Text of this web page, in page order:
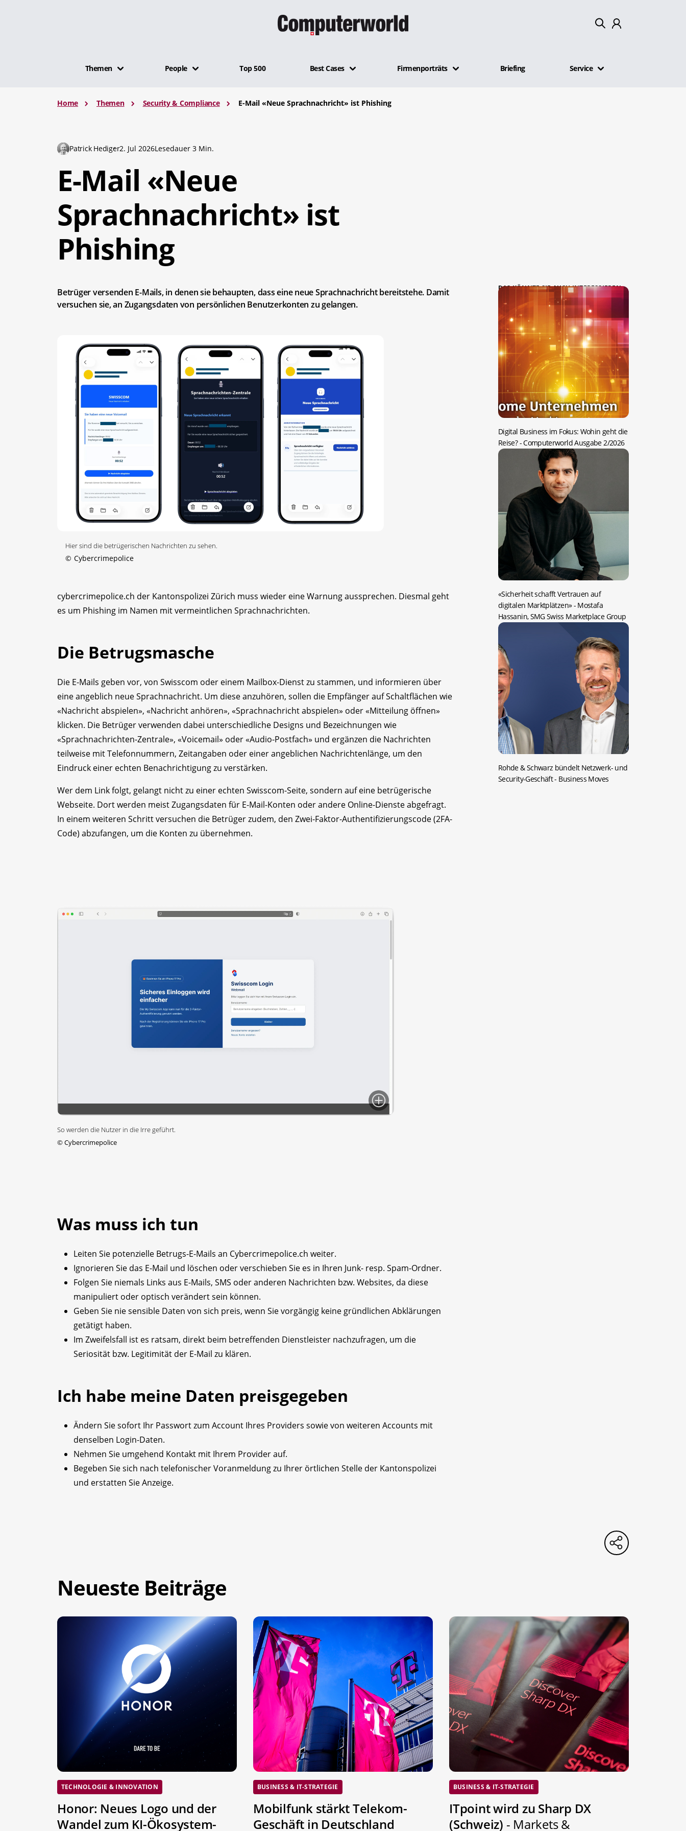
Themen People Top 500 Best Cases Firmenporträts Briefing Service
Home Themen Security & Compliance E-Mail «Neue Sprachnachricht» ist Phishing
Patrick Hediger2. Jul 2026Lesedauer 3 Min.
E-Mail «Neue
Sprachnachricht» ist
Phishing
Betrüger versenden E-Mails, in denen sie behaupten, dass eine neue Sprachnachricht bereitstehe. Damit
versuchen sie, an Zugangsdaten von persönlichen Benutzerkonten zu gelangen.
Hier sind die betrügerischen Nachrichten zu sehen.
© Cybercrimepolice
cybercrimepolice.ch der Kantonspolizei Zürich muss wieder eine Warnung aussprechen. Diesmal geht
es um Phishing im Namen mit vermeintlichen Sprachnachrichten.
Die Betrugsmasche
Die E-Mails geben vor, von Swisscom oder einem Mailbox-Dienst zu stammen, und informieren über
eine angeblich neue Sprachnachricht. Um diese anzuhören, sollen die Empfänger auf Schaltflächen wie
«Nachricht abspielen», «Nachricht anhören», «Sprachnachricht abspielen» oder «Mitteilung öffnen»
klicken. Die Betrüger verwenden dabei unterschiedliche Designs und Bezeichnungen wie
«Sprachnachrichten-Zentrale», «Voicemail» oder «Audio-Postfach» und ergänzen die Nachrichten
teilweise mit Telefonnummern, Zeitangaben oder einer angeblichen Nachrichtenlänge, um den
Eindruck einer echten Benachrichtigung zu verstärken.
Wer dem Link folgt, gelangt nicht zu einer echten Swisscom-Seite, sondern auf eine betrügerische
Webseite. Dort werden meist Zugangsdaten für E-Mail-Konten oder andere Online-Dienste abgefragt.
In einem weiteren Schritt versuchen die Betrüger zudem, den Zwei-Faktor-Authentifizierungscode (2FA-
Code) abzufangen, um die Konten zu übernehmen.
So werden die Nutzer in die Irre geführt.
©Cybercrimepolice
Was muss ich tun
Leiten Sie potenzielle Betrugs-E-Mails an Cybercrimepolice.ch weiter.
Ignorieren Sie das E-Mail und löschen oder verschieben Sie es in Ihren Junk- resp. Spam-Ordner.
Folgen Sie niemals Links aus E-Mails, SMS oder anderen Nachrichten bzw. Websites, da diese
manipuliert oder optisch verändert sein können.
Geben Sie nie sensible Daten von sich preis, wenn Sie vorgängig keine gründlichen Abklärungen
getätigt haben.
Im Zweifelsfall ist es ratsam, direkt beim betreffenden Dienstleister nachzufragen, um die
Seriosität bzw. Legitimität der E-Mail zu klären.
Ich habe meine Daten preisgegeben
Ändern Sie sofort Ihr Passwort zum Account Ihres Providers sowie von weiteren Accounts mit
denselben Login-Daten.
Nehmen Sie umgehend Kontakt mit Ihrem Provider auf.
Begeben Sie sich nach telefonischer Voranmeldung zu Ihrer örtlichen Stelle der Kantonspolizei
und erstatten Sie Anzeige.
DAS KÖNNTE SIE AUCH INTERESSIEREN:
Digital Business im Fokus: Wohin geht die
Reise?- Computerworld Ausgabe 2/2026
«Sicherheit schafft Vertrauen auf
digitalen Marktplätzen»- Mostafa
Hassanin, SMG Swiss Marketplace Group
Rohde & Schwarz bündelt Netzwerk- und
Security-Geschäft- Business Moves
Neueste Beiträge
TECHNOLOGIE & INNOVATION
Honor: Neues Logo und der
Wandel zum KI-Ökosystem-
BUSINESS & IT-STRATEGIE
Mobilfunk stärkt Telekom-
Geschäft in Deutschland
BUSINESS & IT-STRATEGIE
ITpoint wird zu Sharp DX
(Schweiz) - Markets &